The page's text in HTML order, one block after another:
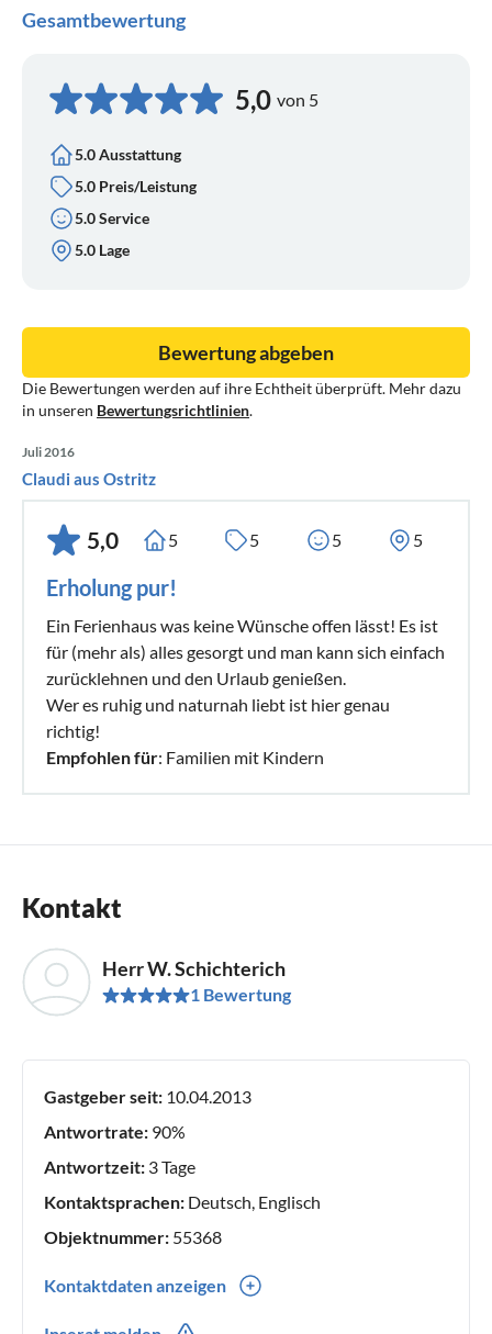
Gesamtbewertung
5,0 von 5
5.0 Ausstattung
5.0 Preis/Leistung
5.0 Service
5.0 Lage
Die Bewertungen werden auf ihre Echtheit überprüft. Mehr dazu
in unseren Bewertungsrichtlinien.
Bewertung abgeben
Juli 2016
Claudi aus Ostritz
5,0 5 5 5 5
Erholung pur!
Ein Ferienhaus was keine Wünsche offen lässt! Es ist
für (mehr als) alles gesorgt und man kann sich einfach
zurücklehnen und den Urlaub genießen.
Wer es ruhig und naturnah liebt ist hier genau
richtig!
Empfohlen für: Familien mit Kindern
Kontakt
Herr W. Schichterich
1 Bewertung
Gastgeber seit: 10.04.2013
Antwortrate: 90%
Antwortzeit: 3 Tage
Kontaktsprachen: Deutsch, Englisch
Objektnummer: 55368
Kontaktdaten anzeigen